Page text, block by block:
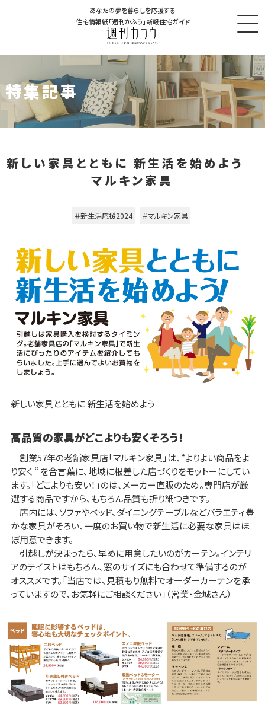
あなたの夢を暮らしを応援する
住宅情報紙「週刊かふう」新報住宅ガイド
特集記事
新しい家具とともに 新生活を始めよう
マルキン家具
＃新生活応援2024 ＃マルキン家具
新しい家具とともに 新生活を始めよう
高品質の家具がどこよりも安くそろう！
創業57年の老舗家具店「マルキン家具」は、“よりよい商品をよ
り安く “ を合言葉に、地域に根差した店づくりをモットーにしてい
ます。「どこよりも安い！」のは、メーカー直販のため。専門店が厳
選する商品ですから、もちろん品質も折り紙つきです。
店内には、ソファやベッド、ダイニングテーブルなどバラエティ豊
かな家具がそろい、一度のお買い物で新生活に必要な家具はほ
ぼ用意できます。
引越しが決まったら、早めに用意したいのがカーテン。インテリ
アのテイストはもちろん、窓のサイズにも合わせて準備するのが
オススメです。「当店では、見積もり無料でオーダーカーテンを承
っていますので、お気軽にご相談ください」（営業・金城さん）